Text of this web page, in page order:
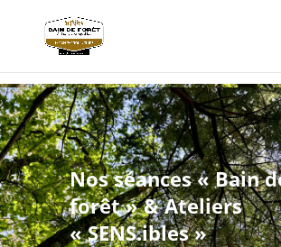
Nos séances « Bain
forêt » & Ateliers
« SENS.ibles »